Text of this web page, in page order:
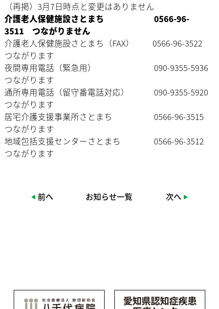
（再掲）3月7日時点と変更はありません
介護老人保健施設さとまち 0566-96-
3511 つながりません
介護老人保健施設さとまち（FAX） 0566-96-3522
つながります
夜間専用電話（緊急用） 090-9355-5936
つながります
通所専用電話（留守番電話対応） 090-9355-5920
つながります
居宅介護支援事業所さとまち 0566-96-3515
つながります
地域包括支援センターさとまち 0566-96-3512
つながります
前へ お知らせ一覧 次へ